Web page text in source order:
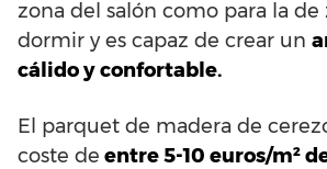
zona del salón como para la de
dormir y es capaz de crear un
cálido y confortable.
El parquet de madera de
coste de entre 5-10 euros/m²